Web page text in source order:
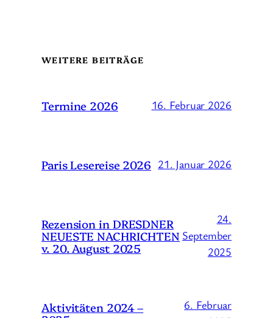
WEITERE BEITRÄGE
Termine 2026 16. Februar 2026
Paris Lesereise 2026 21. Januar 2026
Rezension in DRESDNER
NEUESTE NACHRICHTEN
v. 20. August 2025
24.
September
2025
Aktivitäten 2024 –
6. Februar